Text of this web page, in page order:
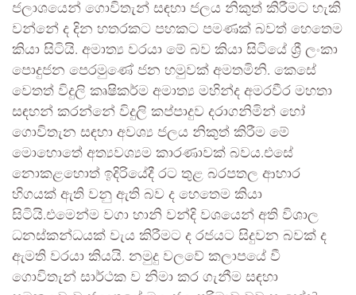
ජලාශයෙන් ගොවිතැන් සඳහා ජලය නිකුත් කිරීමට හැකි
වන්නේ ද දින හතරකට පහකට පමණක් බවත් හෙතෙම
කියා සිටියි. අමාත්‍ය වරයා මේ බව කියා සිටියේ ශ්‍රී ලංකා
පොදුජන පෙරමුණේ ජන හමුවක් අමතමිනි. කෙසේ
වෙතත් විදුලි කෘෂිකර්ම අමාත්‍ය මහින්ද අමරවීර මහතා
සඳහන් කරන්නේ විදුලි කප්පාදුව දරාගනිමින් හෝ
ගොවිතැන සඳහා අවශ්‍ය ජලය නිකුත් කිරීම මේ
මොහොතේ අත්‍යවශ්‍යම කාරණාවක් බවය.එසේ
නොකළහොත් ඉදිරියේදී රට තුළ බරපතල ආහාර
හිගයක් ඇති වනු ඇති බව ද හෙතෙම කියා
සිටියි.එමෙන්ම වගා හානි වන්දි වශයෙන් අති විශාල
ධනස්කන්ධයක් වැය කිරීමට ද රජයට සිදුවන බවක් ද
ඇමති වරයා කියයි. නමුදු වලවේ කලාපයේ වී
ගොවිතැන් සාර්ථක ව නිමා කර ගැනීම සඳහා